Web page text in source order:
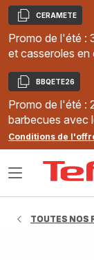
Copier
CERAMETE
Promo de l'été :
et casseroles en
Copier
BBQETE26
Promo de l'été :
barbecues avec
Conditions de
Ouvrir
TOUTES NOS